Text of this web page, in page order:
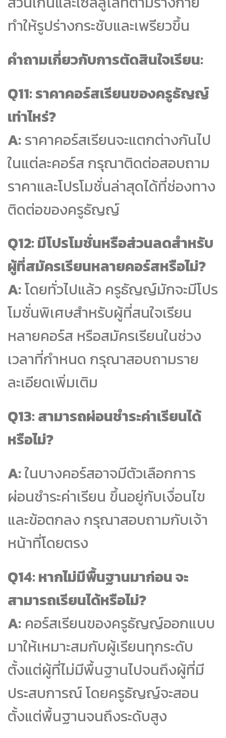
ทำให้รูปร่างกระชับและเพรียวขึ้น
คำถามเกี่ยวกับการตัดสินใจเรียน:
Q11: ราคาคอร์สเรียนของครูธัญญ์
เท่าไหร่?
A: ราคาคอร์สเรียนจะแตกต่างกันไป
ในแต่ละคอร์ส กรุณาติดต่อสอบถาม
ราคาและโปรโมชั่นล่าสุดได้ที่ช่องทาง
ติดต่อของครูธัญญ์
Q12: มีโปรโมชั่นหรือส่วนลดสำหรับ
ผู้ที่สมัครเรียนหลายคอร์สหรือไม่?
A:โดยทั่วไปแล้ว ครูธัญญ์มักจะมีโปร
โมชั่นพิเศษสำหรับผู้ที่สนใจเรียน
หลายคอร์ส หรือสมัครเรียนในช่วง
เวลาที่กำหนด กรุณาสอบถามราย
ละเอียดเพิ่มเติม
Q13: สามารถผ่อนชำระค่าเรียนได้
หรือไม่?
A:ในบางคอร์สอาจมีตัวเลือกการ
ผ่อนชำระค่าเรียน ขึ้นอยู่กับเงื่อนไข
และข้อตกลง กรุณาสอบถามกับเจ้า
หน้าที่โดยตรง
Q14: หากไม่มีพื้นฐานมาก่อน จะ
สามารถเรียนได้หรือไม่?
A: คอร์สเรียนของครูธัญญ์ออกแบบ
มาให้เหมาะสมกับผู้เรียนทุกระดับ
ตั้งแต่ผู้ที่ไม่มีพื้นฐานไปจนถึงผู้ที่มี
ประสบการณ์ โดยครูธัญญ์จะสอน
ตั้งแต่พื้นฐานจนถึงระดับสูง